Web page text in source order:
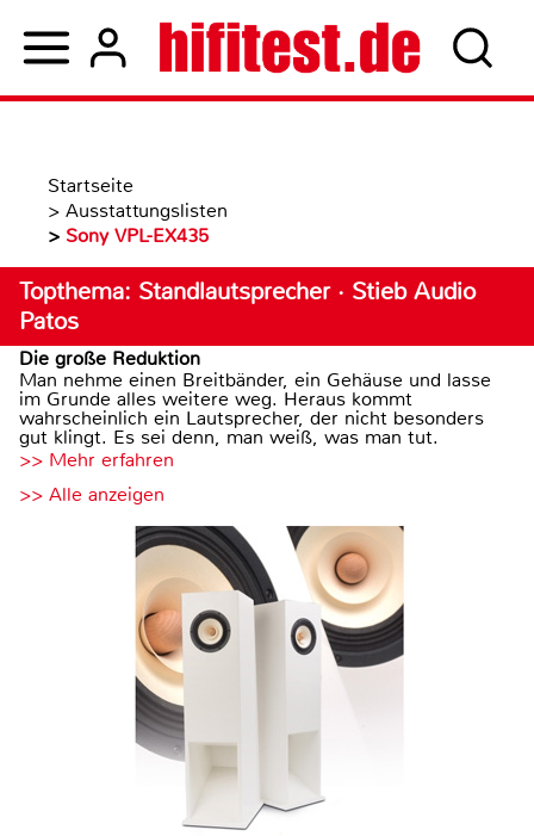
Startseite
> Ausstattungslisten
> Sony VPL-EX435
Topthema: Standlautsprecher · Stieb Audio
Patos
Die große Reduktion
Man nehme einen Breitbänder, ein Gehäuse und lasse
im Grunde alles weitere weg. Heraus kommt
wahrscheinlich ein Lautsprecher, der nicht besonders
gut klingt. Es sei denn, man weiß, was man tut.
>> Mehr erfahren
>> Alle anzeigen